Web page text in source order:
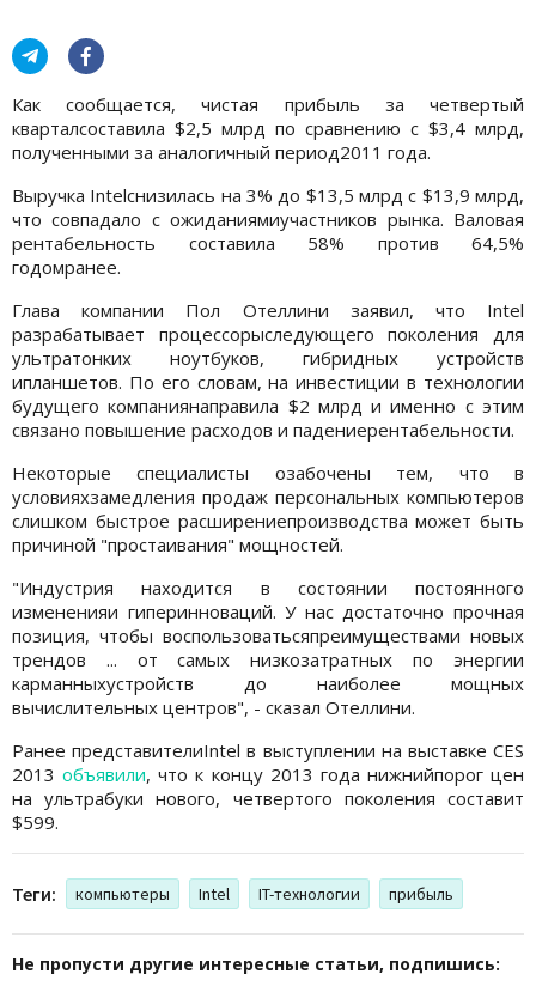
Как сообщается, чистая прибыль за четвертый
кварталсоставила $2,5 млрд по сравнению с $3,4 млрд,
полученными за аналогичный период2011 года.
Выручка Intelснизилась на 3% до $13,5 млрд с $13,9 млрд,
что совпадало с ожиданиямиучастников рынка. Валовая
рентабельность составила 58% против 64,5%
годомранее.
Глава компании Пол Отеллини заявил, что Intel
разрабатывает процессорыследующего поколения для
ультратонких ноутбуков, гибридных устройств
ипланшетов. По его словам, на инвестиции в технологии
будущего компаниянаправила $2 млрд и именно с этим
связано повышение расходов и падениерентабельности.
Некоторые специалисты озабочены тем, что в
условияхзамедления продаж персональных компьютеров
слишком быстрое расширениепроизводства может быть
причиной "простаивания" мощностей.
"Индустрия находится в состоянии постоянного
измененияи гиперинноваций. У нас достаточно прочная
позиция, чтобы воспользоватьсяпреимуществами новых
трендов ... от самых низкозатратных по энергии
карманныхустройств до наиболее мощных
вычислительных центров", - сказал Отеллини.
Ранее представителиIntel в выступлении на выставке CES
2013объявили, что к концу 2013 года нижнийпорог цен
на ультрабуки нового, четвертого поколения составит
$599.
Теги: компьютеры Intel IT-технологии прибыль
Не пропусти другие интересные статьи, подпишись: